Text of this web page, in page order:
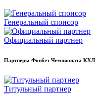
Генеральный спонсор
Официальный партнер
Партнеры Фонбет Чемпионата КХЛ
Титульный партнер